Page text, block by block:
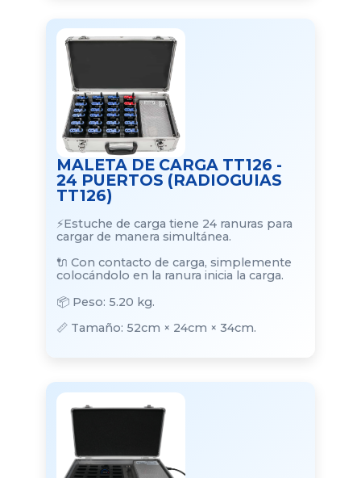
MALETA DE CARGA TT126 -
24 PUERTOS (RADIOGUIAS
TT126)
⚡Estuche de carga tiene 24 ranuras para
cargar de manera simultánea.
🔌 Con contacto de carga, simplemente
colocándolo en la ranura inicia la carga.
📦 Peso: 5.20 kg.
📏 Tamaño: 52cm × 24cm × 34cm.